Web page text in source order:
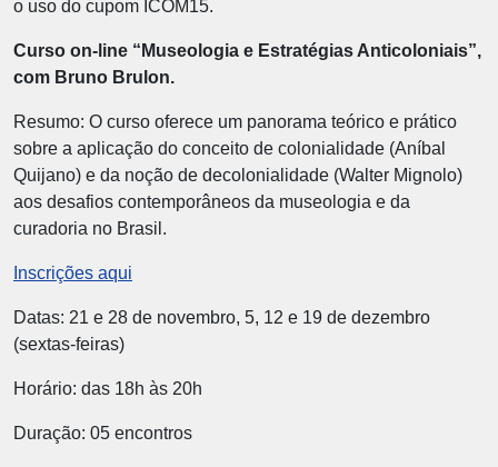
o uso do cupom ICOM15.
Curso on-line “Museologia e Estratégias Anticoloniais”,
com Bruno Brulon.
Resumo: O curso oferece um panorama teórico e prático
sobre a aplicação do conceito de colonialidade (Aníbal
Quijano) e da noção de decolonialidade (Walter Mignolo)
aos desafios contemporâneos da museologia e da
curadoria no Brasil.
Inscrições aqui
Datas: 21 e 28 de novembro, 5, 12 e 19 de dezembro
(sextas-feiras)
Horário: das 18h às 20h
Duração: 05 encontros